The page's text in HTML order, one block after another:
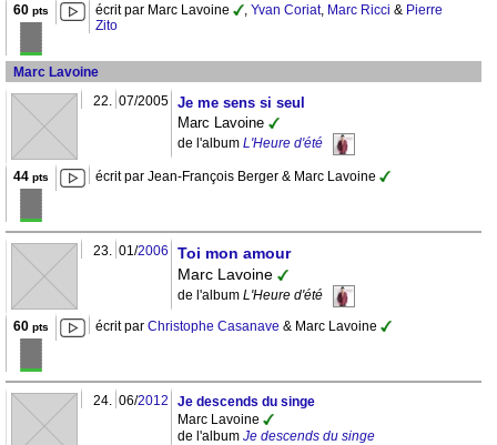
60 pts écrit par Marc Lavoine Yvan Coriat, Marc Ricci & Pierre
Zito
Marc Lavoine
22.
07/2005 Je me sens si seul
Marc Lavoine
de l'album L'Heure d'été
44 pts écrit par Jean-François Berger & Marc Lavoine
23. 01/2006
Toi mon amour
Marc Lavoine
de l'album L'Heure d'été
60 pts écrit par Christophe Casanave & Marc Lavoine
24. 06/2012
Je descends du singe
Marc Lavoine
de l'album Je descends du singe